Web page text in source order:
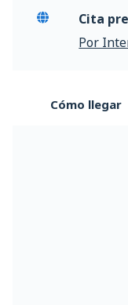
Cita
Por
Cómo llegar